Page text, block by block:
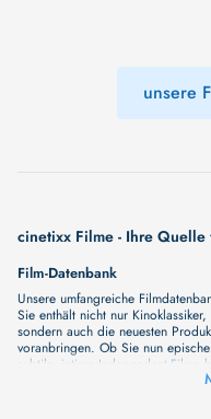
unsere
cinetixx Filme - Ihre
Film-Datenbank
Unsere umfangreiche
Sie enthält nicht nur
sondern auch die neuesten
voranbringen. Ob Sie nun
subtile, intime Independent-
von Inhalten, die Ihr Herz und